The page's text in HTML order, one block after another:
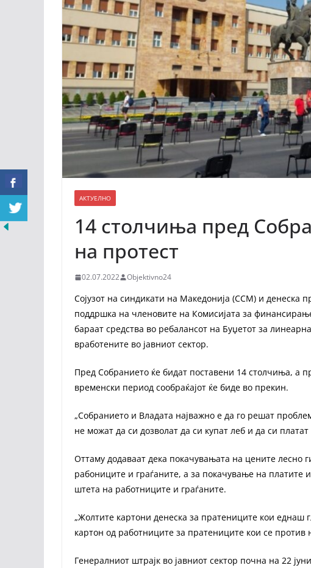
АКТУЕЛНО
14 столчиња пред
на протест
02.07.2022 Objektivno24
Сојузот на синдикати на Македонија (ССМ) и денеска
поддршка на членовите на Комисијата за
бараат средства во ребалансот на Буџетот за
вработените во јавниот сектор.
Пред Собранието ќе бидат поставени 14 столчиња, а
временски период сообраќајот ќе биде во прекин.
„Собранието и Владата најважно е да го решат
не можат да си дозволат да си купат леб и да си
Оттаму додаваат дека покачувањата на цените лесно
рабониците и граѓаните, а за покачување на платите
штета на работниците и граѓаните.
„Жолтите картони денеска за пратениците кои еднаш
картон од работниците за пратениците кои се
Генералниот штрајк во јавниот сектор почна на 22